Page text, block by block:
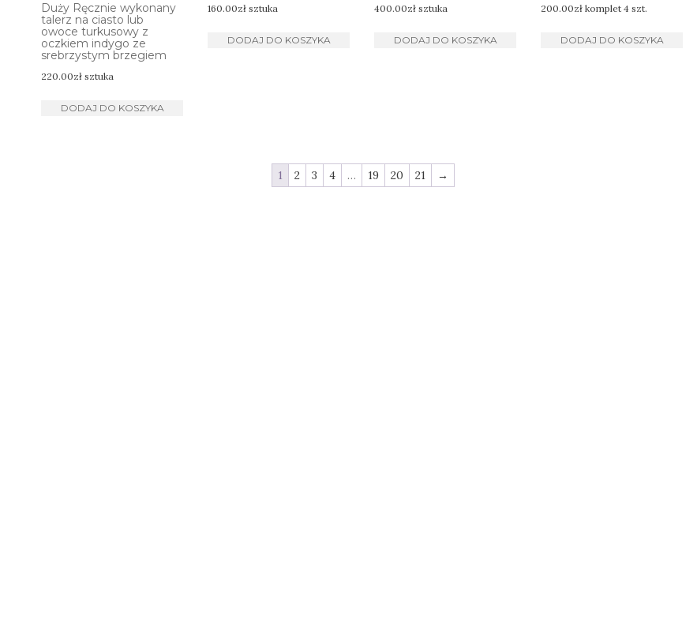
Duży Ręcznie wykonany
talerz na ciasto lub
owoce turkusowy z
oczkiem indygo ze
srebrzystym brzegiem
220.00zł sztuka
DODAJ DO KOSZYKA
160.00zł sztuka
DODAJ DO KOSZYKA
400.00zł sztuka
DODAJ DO KOSZYKA
200.00zł komplet 4 szt.
DODAJ DO KOSZYKA
1 2 3 4 … 19 20 21 →